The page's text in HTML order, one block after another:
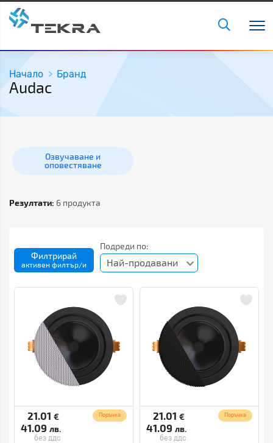
Начало Бранд
Audac
Озвучаване и
оповестяване
Резултати: 6 продукта
Филтрирай
активен филтър/и
Подреди по:
Най-продавани
21.01 €
41.09 лв.
без ддс
Поръчка 21.01 €
41.09 лв.
без ддс
Поръчка